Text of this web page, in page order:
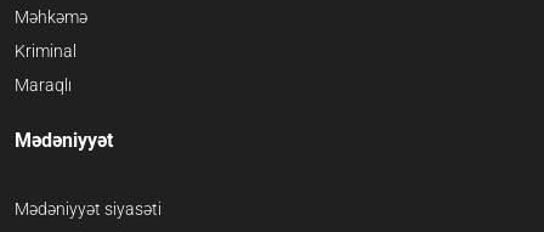
Məhkəmə
Kriminal
Maraqlı
Mədəniyyət
Mədəniyyət siyasəti